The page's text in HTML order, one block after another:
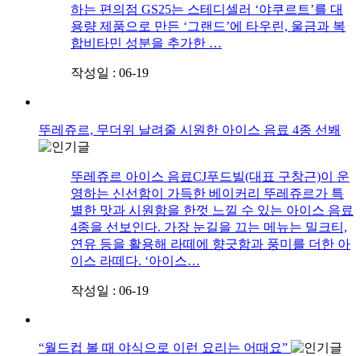
하는 편의점 GS25는 스테디셀러 ‘야쿠르트’를 대
용량 제품으로 만든 ‘그랜드’에 타우린, 울금과 복
합비타민 성분을 추가한 …
작성일 : 06-19
뚜레쥬르, 무더위 날려줄 시원한 아이스 음료 4종 선봬
뚜레쥬르 아이스 음료CJ푸드빌(대표 구창근)이 운
영하는 신선함이 가득한 베이커리 뚜레쥬르가 특
별한 맛과 시원함을 한껏 느낄 수 있는 아이스 음료
4종을 선보인다. 가장 눈길을 끄는 메뉴는 밀크티,
연유 등을 활용해 라떼에 향긋함과 풍미를 더한 아
이스 라떼다. ‘아이스…
작성일 : 06-19
“월드컵 볼 때 야식으로 이런 요리는 어때요”